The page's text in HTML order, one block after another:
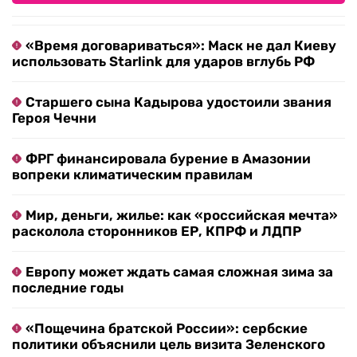
«Время договариваться»: Маск не дал Киеву
использовать Starlink для ударов вглубь РФ
Старшего сына Кадырова удостоили звания
Героя Чечни
ФРГ финансировала бурение в Амазонии
вопреки климатическим правилам
Мир, деньги, жилье: как «российская мечта»
расколола сторонников ЕР, КПРФ и ЛДПР
Европу может ждать самая сложная зима за
последние годы
«Пощечина братской России»: сербские
политики объяснили цель визита Зеленского